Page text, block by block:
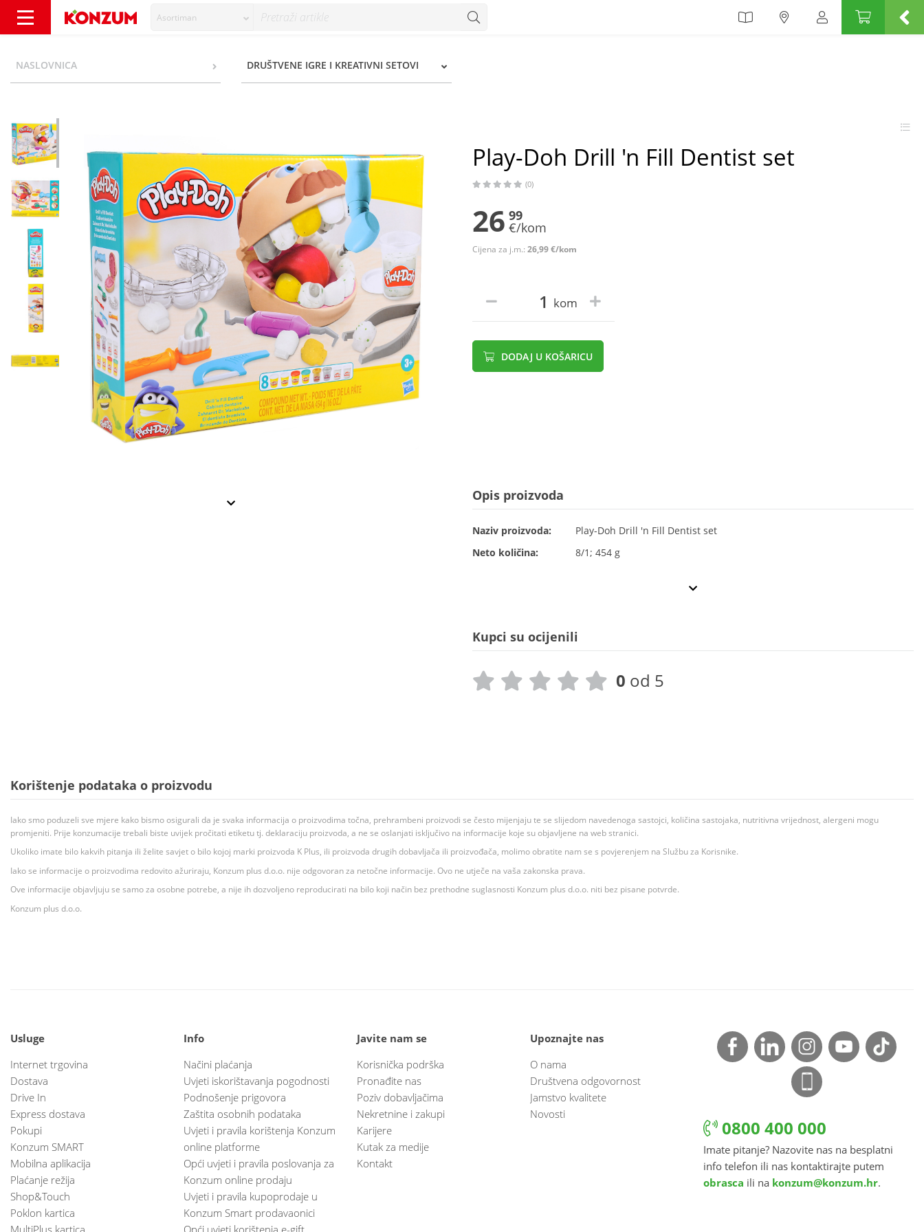
Asortiman
NASLOVNICA DRUŠTVENE IGRE I KREATIVNI SETOVI
Play-Doh Drill 'n Fill Dentist set
(0)
26 99
€/kom
Cijena za j.m.: 26,99 €/kom
kom
DODAJ U KOŠARICU
Opis proizvoda
Naziv proizvoda:
Play-Doh Drill 'n Fill Dentist set
Neto količina:
8/1; 454 g
Kupci su ocijenili
0 od 5
Korištenje podataka o proizvodu
Iako smo poduzeli sve mjere kako bismo osigurali da je svaka informacija o proizvodima točna, prehrambeni proizvodi se često mijenjaju te se slijedom navedenoga sastojci, količina sastojaka, nutritivna vrijednost, alergeni mogu
promjeniti. Prije konzumacije trebali biste uvijek pročitati etiketu tj. deklaraciju proizvoda, a ne se oslanjati isključivo na informacije koje su objavljene na web stranici.
Ukoliko imate bilo kakvih pitanja ili želite savjet o bilo kojoj marki proizvoda K Plus, ili proizvoda drugih dobavljača ili proizvođača, molimo obratite nam se s povjerenjem na Službu za Korisnike.
Iako se informacije o proizvodima redovito ažuriraju, Konzum plus d.o.o. nije odgovoran za netočne informacije. Ovo ne utječe na vaša zakonska prava.
Ove informacije objavljuju se samo za osobne potrebe, a nije ih dozvoljeno reproducirati na bilo koji način bez prethodne suglasnosti Konzum plus d.o.o. niti bez pisane potvrde.
Konzum plus d.o.o.
Usluge
Internet trgovina
Dostava
Drive In
Express dostava
Pokupi
Konzum SMART
Mobilna aplikacija
Plaćanje režija
Shop&Touch
Poklon kartica
MultiPlus kartica
Info
Načini plaćanja
Uvjeti iskorištavanja pogodnosti
Podnošenje prigovora
Zaštita osobnih podataka
Uvjeti i pravila korištenja Konzum
online platforme
Opći uvjeti i pravila poslovanja za
Konzum online prodaju
Uvjeti i pravila kupoprodaje u
Konzum Smart prodavaonici
Opći uvjeti korištenja e-gift
Javite nam se
Korisnička podrška
Pronađite nas
Poziv dobavljačima
Nekretnine i zakupi
Karijere
Kutak za medije
Kontakt
Upoznajte nas
O nama
Društvena odgovornost
Jamstvo kvalitete
Novosti
0800 400 000
Imate pitanje? Nazovite nas na besplatni
info telefon ili nas kontaktirajte putem
obrasca ili na konzum@konzum.hr.